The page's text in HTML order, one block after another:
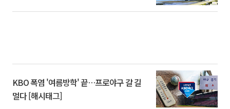
KBO 폭염 '여름방학' 끝…프로야구 갈 길
멀다 [해시태그]